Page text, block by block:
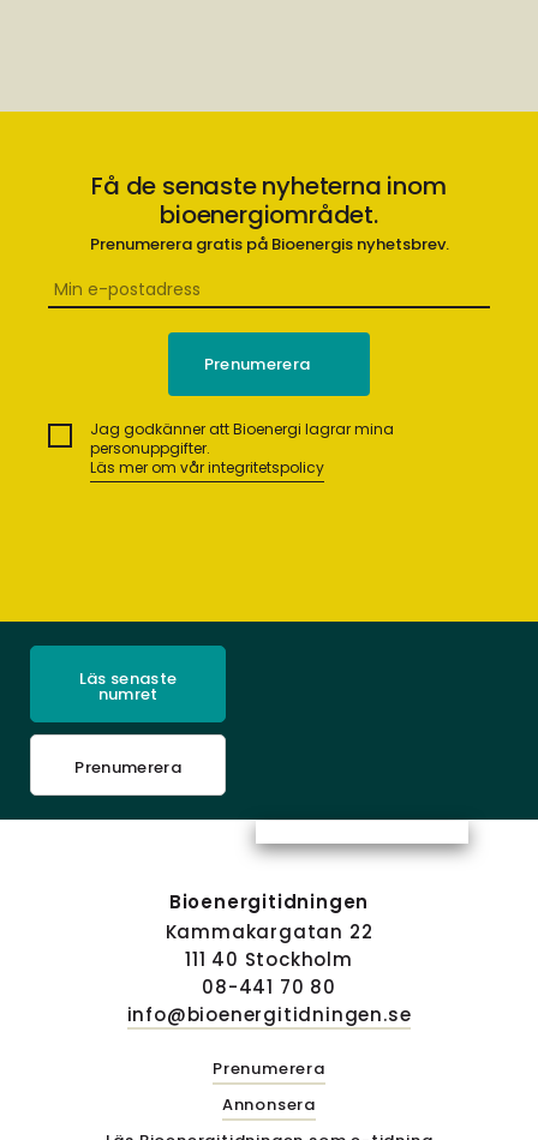
Få de senaste nyheterna inom
bioenergiområdet.
Prenumerera gratis på Bioenergis nyhetsbrev.
Jag godkänner att Bioenergi lagrar mina
personuppgifter.
Läs mer om vår integritetspolicy
Läs senaste
numret
Prenumerera
Bioenergitidningen
Kammakargatan 22
111 40 Stockholm
08-441 70 80
info@bioenergitidningen.se
Prenumerera
Annonsera